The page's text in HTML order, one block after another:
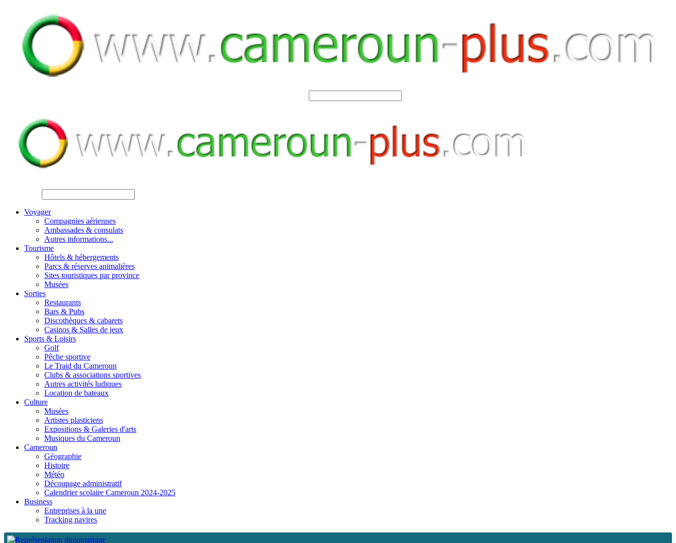
Voyager
Compagnies aériennes
Ambassades & consulats
Autres informations...
Tourisme
Hôtels & hébergements
Parcs & réserves animalières
Sites touristiques par province
Musées
Sorties
Restaurants
Bars & Pubs
Discothèques & cabarets
Casinos & Salles de jeux
Sports & Loisirs
Golf
Pêche sportive
Le Traid du Cameroun
Clubs & associations sportives
Autres activités ludiques
Location de bateaux
Culture
Musées
Artistes plasticiens
Expositions & Galeries d'arts
Musiques du Cameroun
Cameroun
Géographie
Histoire
Météo
Découpage administratif
Calendrier scolaire Cameroun 2024-2025
Business
Entreprises à la une
Tracking navires